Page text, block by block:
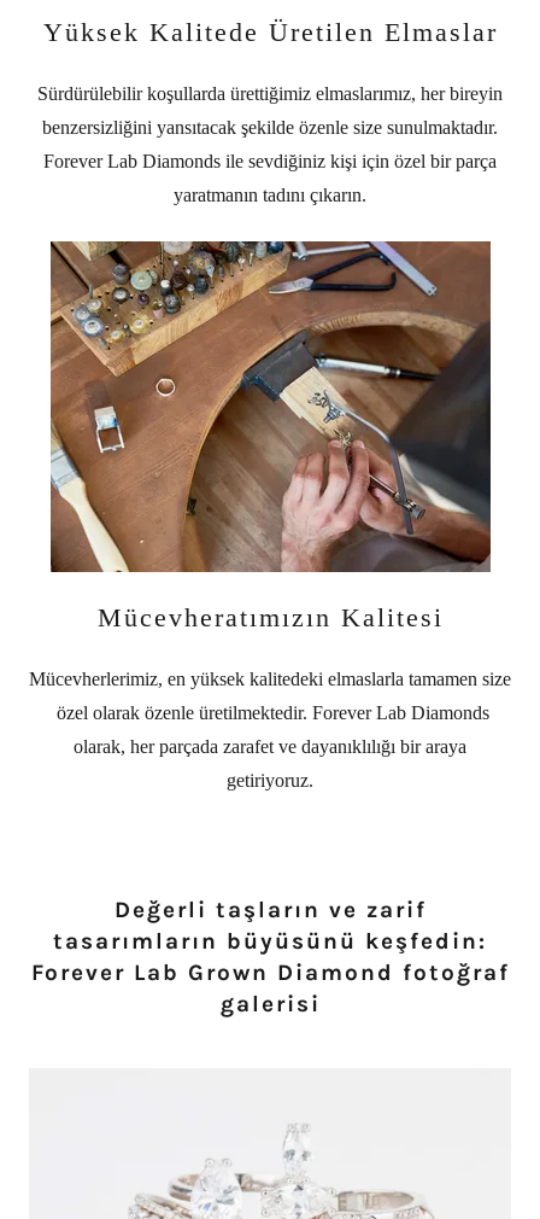
Yüksek Kalitede Üretilen Elmaslar
Sürdürülebilir koşullarda ürettiğimiz elmaslarımız, her bireyin
benzersizliğini yansıtacak şekilde özenle size sunulmaktadır.
Forever Lab Diamonds ile sevdiğiniz kişi için özel bir parça
yaratmanın tadını çıkarın.
Mücevheratımızın Kalitesi
Mücevherlerimiz, en yüksek kalitedeki elmaslarla tamamen size
özel olarak özenle üretilmektedir. Forever Lab Diamonds
olarak, her parçada zarafet ve dayanıklılığı bir araya
getiriyoruz.
Değerli taşların ve zarif
tasarımların büyüsünü keşfedin:
Forever Lab Grown Diamond fotoğraf
galerisi